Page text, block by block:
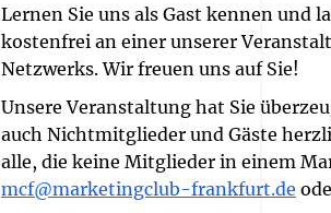
Lernen Sie uns als Gast kennen und
kostenfrei an einer unserer
Netzwerks. Wir freuen uns auf Sie!
Unsere Veranstaltung hat Sie
auch Nichtmitglieder und Gäste
alle, die keine Mitglieder in einem
mcf@marketingclub-frankfurt.de